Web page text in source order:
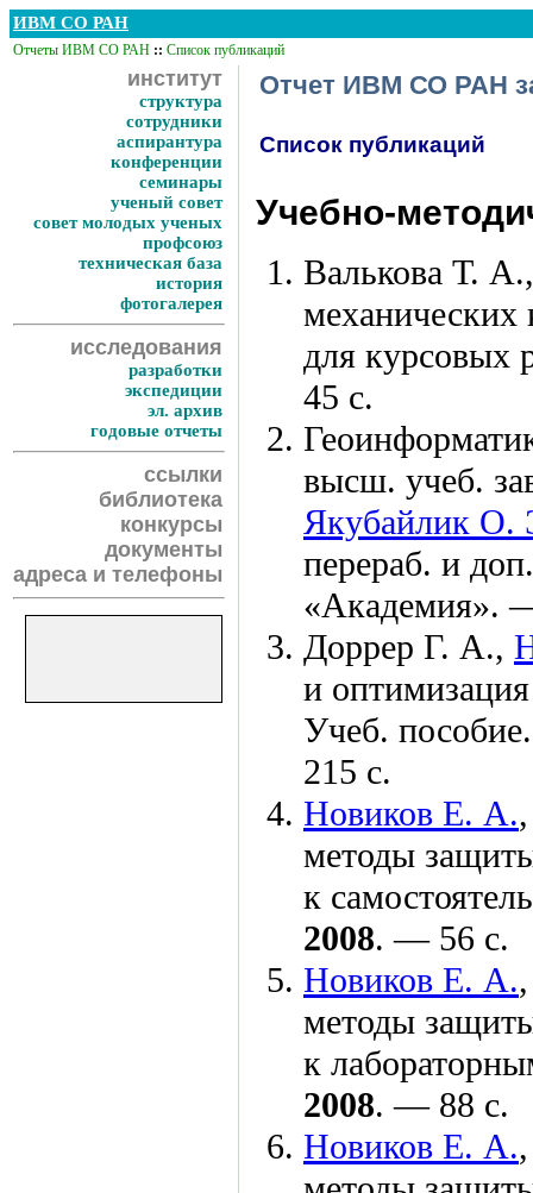
ИВМ СО РАН
Отчеты ИВМ СО РАН :: Список публикаций
институт
структура
сотрудники
аспирантура
конференции
семинары
ученый совет
совет молодых ученых
профсоюз
техническая база
история
фотогалерея
исследования
разработки
экспедиции
эл. архив
годовые отчеты
ссылки
библиотека
конкурсы
документы
адреса и телефоны
Отчет ИВМ СО РАН
Список публикаций
Учебно-
Валькова Т. А.
механических
для
45 с.
высш. учеб.
Якубайлик О.
перераб. и
«Академия».
Доррер Г. А.,
и
Учеб.
215 с.
Новиков Е. А.
методы
к
2008. — 56 с.
Новиков Е. А.
методы
к
2008. — 88 с.
Новиков Е. А.